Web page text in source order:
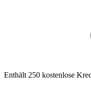
Enthält 250 kostenlose